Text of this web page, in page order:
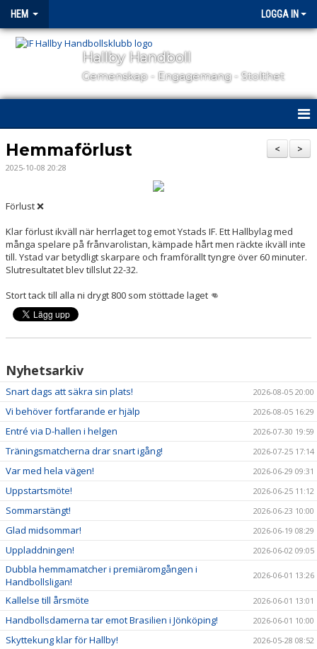
HEM LOGGA IN
Hallby Handboll
Gemenskap - Engagemang - Stolthet
HEM
HALLBY I SAMHÄLLET
GÅ PÅ MATCH
OM KLUBBEN
KONTAKT
SAMARBETSPARTNERS
HEMMAVINSTEN
KLUBBSHOP
BILDGALLERI
>
<
Hemmaförlust
2025-10-08 20:28
Förlust ❌
Klar förlust ikväll när herrlaget tog emot Ystads IF. Ett Hallbylag med
många spelare på frånvarolistan, kämpade hårt men räckte ikväll inte
till. Ystad var betydligt skarpare och framförallt tyngre över 60 minuter.
Slutresultatet blev tillslut 22-32.
Stort tack till alla ni drygt 800 som stöttade laget 👊
Nyhetsarkiv
Snart dags att säkra sin plats! 2026-08-05 20:00
Vi behöver fortfarande er hjälp 2026-08-05 16:29
Entré via D-hallen i helgen 2026-07-30 19:59
Träningsmatcherna drar snart igång! 2026-07-25 17:14
Var med hela vägen! 2026-06-29 09:31
Uppstartsmöte! 2026-06-25 11:12
Sommarstängt! 2026-06-23 10:00
Glad midsommar! 2026-06-19 08:29
Uppladdningen! 2026-06-02 09:05
Dubbla hemmamatcher i premiäromgången i
Handbollsligan!
2026-06-01 13:26
Kallelse till årsmöte 2026-06-01 13:01
Handbollsdamerna tar emot Brasilien i Jönköping! 2026-06-01 10:00
Skyttekung klar för Hallby! 2026-05-28 08:52